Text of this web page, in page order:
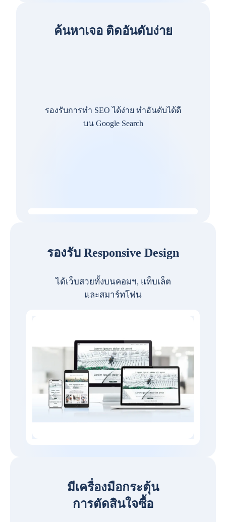
ค้นหาเจอ ติดอันดับง่าย
รองรับการทำ SEO ได้ง่าย ทำอันดับได้ดี
บน Google Search
รองรับ Responsive Design
ได้เว็บสวยทั้งบนคอมฯ, แท็บเล็ต
และสมาร์ทโฟน
มีเครื่องมือกระตุ้น
การตัดสินใจซื้อ